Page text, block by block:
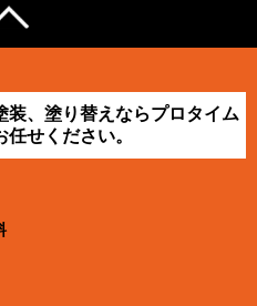
装、塗り替えならプロタイム
せください。